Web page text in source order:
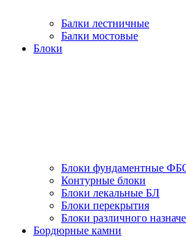
Балки лестничные
Балки мостовые
Блоки
Блоки фундаментные
Контурные блоки
Блоки лекальные БЛ
Блоки перекрытия
Блоки различного
Бордюрные камни